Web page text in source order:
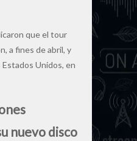
que el tour
a fines de abril, y
Unidos, en
nuevo disco